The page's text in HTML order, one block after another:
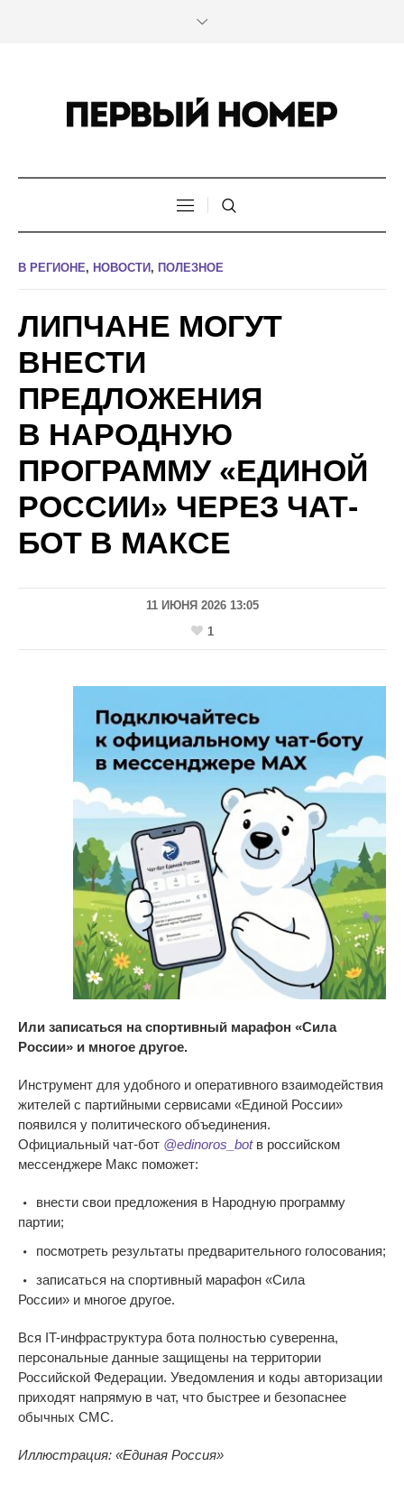
В РЕГИОНЕ, НОВОСТИ , ПОЛЕЗНОЕ
ЛИПЧАНЕ МОГУТ
ВНЕСТИ
ПРЕДЛОЖЕНИЯ
В НАРОДНУЮ
ПРОГРАММУ «ЕДИНОЙ
РОССИИ» ЧЕРЕЗ ЧАТ-
БОТ В МАКСЕ
11 ИЮНЯ 2026 13:05
1
Или записаться на спортивный марафон «Сила
России» и многое другое.
Инструмент для удобного и оперативного взаимодействия
жителей с партийными сервисами «Единой России»
появился у политического объединения.
Официальный чат-бот @edinoros_botв российском
мессенджере Макс поможет:
внести свои предложения в Народную программу
партии;
посмотреть результаты предварительного голосования;
записаться на спортивный марафон «Сила
России» и многое другое.
Вся IT-инфраструктура бота полностью суверенна,
персональные данные защищены на территории
Российской Федерации. Уведомления и коды авторизации
приходят напрямую в чат, что быстрее и безопаснее
обычных СМС.
Иллюстрация: «Единая Россия»